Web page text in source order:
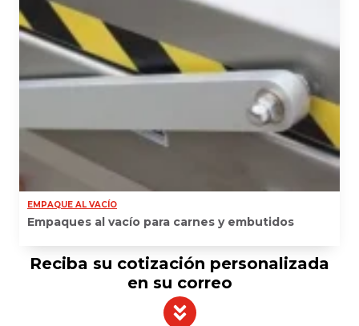
EMPAQUE AL VACÍO
Empaques al vacío para carnes y embutidos
Reciba su cotización personalizada
en su correo